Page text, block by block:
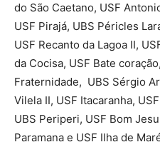
do São Caetano, USF
USF Pirajá, UBS Péricles
USF Recanto da Lagoa II,
da Cocisa, USF Bate
Fraternidade, UBS Sérgio
Vilela II, USF Itacaranha,
UBS Periperi, USF Bom
Paramana e USF Ilha de